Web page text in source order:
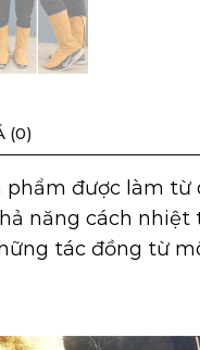
(0)
phẩm được làm
năng cách
tác đồng từ